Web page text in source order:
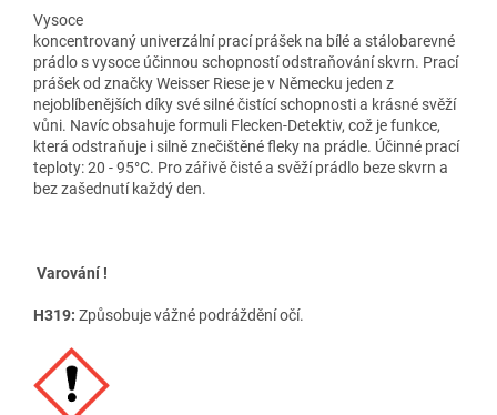
Vysoce
koncentrovaný univerzální prací prášek na bílé a stálobarevné
prádlo s vysoce účinnou schopností odstraňování skvrn. Prací
prášek od značky Weisser Riese je v Německu jeden z
nejoblíbenějších díky své silné čistící schopnosti a krásné svěží
vůni. Navíc obsahuje formuli Flecken-Detektiv, což je funkce,
která odstraňuje i silně znečištěné fleky na prádle. Účinné prací
teploty: 20 - 95°C. Pro zářivě čisté a svěží prádlo beze skvrn a
bez zašednutí každý den.
Varování !
H319: Způsobuje vážné podráždění očí.